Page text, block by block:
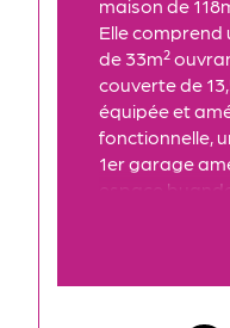
maison de
Elle comprend
de 33m²
couverte de
équipée et
fonctionnelle,
1er garage
espace
privative avec
avec WC, un